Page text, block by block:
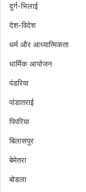
दुर्ग-भिलाई
देश-विदेश
धर्म और आध्यात्मिकता
धार्मिक आयोजन
पंडरिया
पांडातराई
पिपरिया
बिलासपुर
बेमेतरा
बोडला